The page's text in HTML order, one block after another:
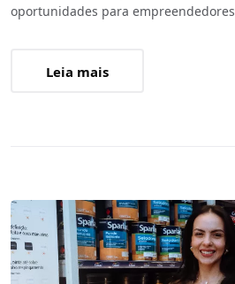
oportunidades para empreendedores
Leia mais